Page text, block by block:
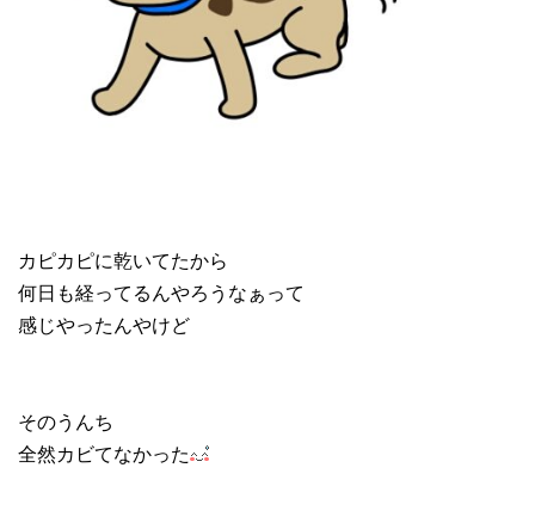
カピカピに乾いてたから
何日も経ってるんやろうなぁって
感じやったんやけど
そのうんち
全然カビてなかった